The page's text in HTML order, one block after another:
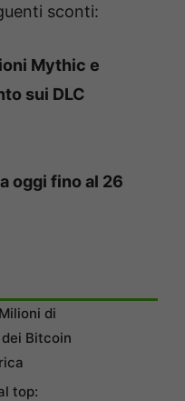
sconti:
Mythic e
sui DLC
oggi fino al 26
di
Bitcoin
top: